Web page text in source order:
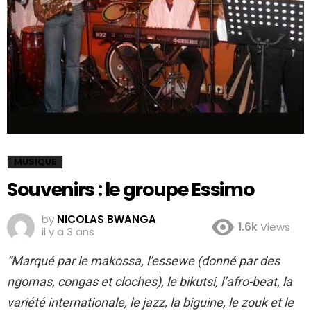
MUSIQUE
Souvenirs : le groupe Essimo
by NICOLAS BWANGA
il y a 3 ans
1.6kViews
“Marqué par le makossa, l’essewe (donné par des
ngomas, congas et cloches), le bikutsi, l’afro-beat, la
variété internationale, le jazz, la biguine, le zouk et le